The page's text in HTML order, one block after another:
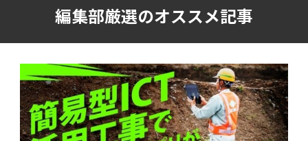
編集部厳選のオススメ記事